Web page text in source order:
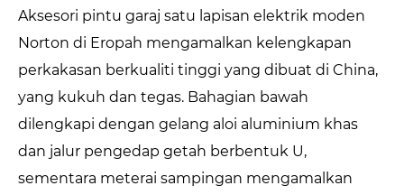
Aksesori pintu garaj satu lapisan elektrik moden
Norton di Eropah mengamalkan kelengkapan
perkakasan berkualiti tinggi yang dibuat di China,
yang kukuh dan tegas. Bahagian bawah
dilengkapi dengan gelang aloi aluminium khas
dan jalur pengedap getah berbentuk U,
sementara meterai sampingan mengamalkan